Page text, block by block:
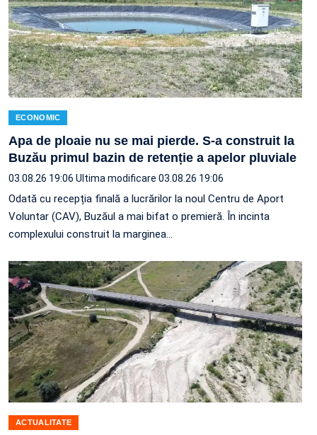
ECONOMIC
Apa de ploaie nu se mai pierde. S-a construit la
Buzău primul bazin de retenție a apelor pluviale
03.08.26 19:06 Ultima modificare 03.08.26 19:06
Odată cu recepția finală a lucrărilor la noul Centru de Aport
Voluntar (CAV), Buzăul a mai bifat o premieră. În incinta
complexului construit la marginea…
ACTUALITATE